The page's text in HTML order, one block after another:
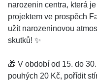
narozenin centra, která
projektem ve prospěch
užít narozeninovou
skutků! ✨
🎁 V období od 15. do
pouhých 20 Kč, pořídit